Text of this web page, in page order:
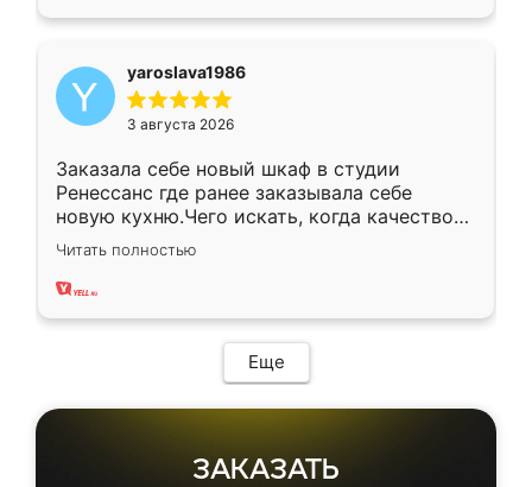
yaroslava1986
3 августа 2026
Заказала себе новый шкаф в студии
Ренессанс где ранее заказывала себе
новую кухню.Чего искать, когда качеством
вполне довольна. Служит кухня уже почти
два года, нареканий нет.
Читать полностью
Еще
ЗАКАЗАТЬ